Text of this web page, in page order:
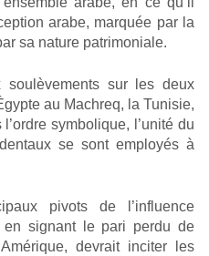
arabe, marquée par la
sa nature patrimoniale.
soulèvements sur les deux
au Machreq, la Tunisie,
symbolique, l’unité du
se sont employés à
pivots de l’influence
en signant le pari perdu de
devrait inciter les